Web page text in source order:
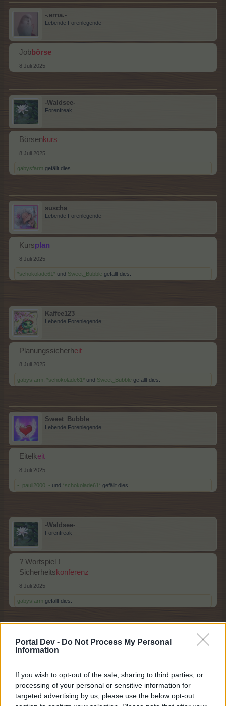
Portal Dev - Do Not Process My Personal
Information
If you wish to opt-out of the sale, sharing to third parties, or
processing of your personal or sensitive information for
targeted advertising by us, please use the below opt-out
-.erna.-
Lebende Forenlegende
Jobbörse
8 Juli 2025
-Waldsee-
Forenfreak
Börsenkurs
8 Juli 2025
gabysfarm gefällt dies.
suscha
Lebende Forenlegende
Kursplan
8 Juli 2025
*schokolade61* und Sweet_Bubble gefällt dies.
Kaffee123
Lebende Forenlegende
Planungssicherheit
8 Juli 2025
gabysfarm *schokolade61* und Sweet_Bubble gefällt dies.
Sweet_Bubble
Lebende Forenlegende
Eitelkeit
8 Juli 2025
-_pauli2000_- und *schokolade61* gefällt dies.
-Waldsee-
Forenfreak
? Wortspiel !
Sicherheitskonferenz
8 Juli 2025
gabysfarm gefällt dies.
*schokolade61*
Lebende Forenlegende
Konferenzraum